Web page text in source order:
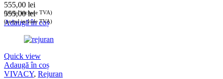
555,00 lei
(prețul include TVA)
555,00lei
(prețul include TVA)
Adaugă în coș
Quick view
Adaugă în coș
VIVACY, Rejuran